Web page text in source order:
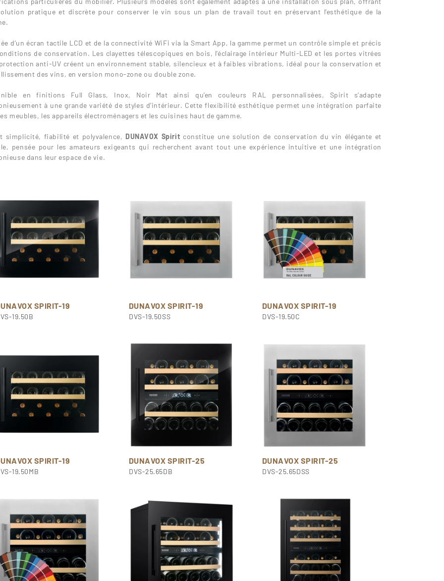
pratique et discrète pour conserver le vin sous un plan de travail tout en préservant l’esthétique de la
d’un écran tactile LCD et de la connectivité WiFi via la Smart App, la gamme permet un contrôle simple et précis
de conservation. Les clayettes télescopiques en bois, l’éclairage intérieur Multi-LED et les portes vitrées
anti-UV créent un environnement stable, silencieux et à faibles vibrations, idéal pour la conservation et
des vins, en version mono-zone ou double zone.
en finitions Full Glass, Inox, Noir Mat ainsi qu’en couleurs RAL personnalisées, Spirit s’adapte
à une grande variété de styles d’intérieur. Cette flexibilité esthétique permet une intégration parfaite
meubles, les appareils électroménagers et les cuisines haut de gamme.
simplicité, fiabilité et polyvalence, DUNAVOX Spirit constitue une solution de conservation du vin élégante et
pensée pour les amateurs exigeants qui recherchent avant tout une expérience intuitive et une intégration
dans leur espace de vie.
SPIRIT-19
19.50B
DUNAVOX SPIRIT-19
DVS-19.50SS
DUNAVOX SPIRIT-19
DVS-19.50C
SPIRIT-19
19.50MB
DUNAVOX SPIRIT-25
DVS-25.65DB
DUNAVOX SPIRIT-25
DVS-25.65DSS